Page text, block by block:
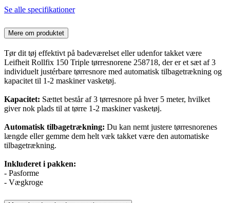
Se alle specifikationer
Mere om produktet
Tør dit tøj effektivt på badeværelset eller udenfor takket være
Leifheit Rollfix 150 Triple tørresnorene 258718, der er et sæt af 3
individuelt justérbare tørresnore med automatisk tilbagetrækning og
kapacitet til 1-2 maskiner vasketøj.
Kapacitet: Sættet består af 3 tørresnore på hver 5 meter, hvilket
giver nok plads til at tørre 1-2 maskiner vasketøj.
Automatisk tilbagetrækning: Du kan nemt justere tørresnorenes
længde eller gemme dem helt væk takket være den automatiske
tilbagetrækning.
Inkluderet i pakken:
- Pasforme
- Vægkroge